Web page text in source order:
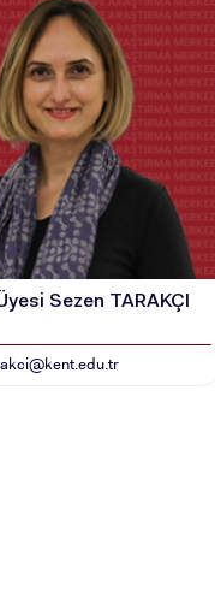
ÖNLİSANS ve
LİSANS
Sezen TARAKÇI